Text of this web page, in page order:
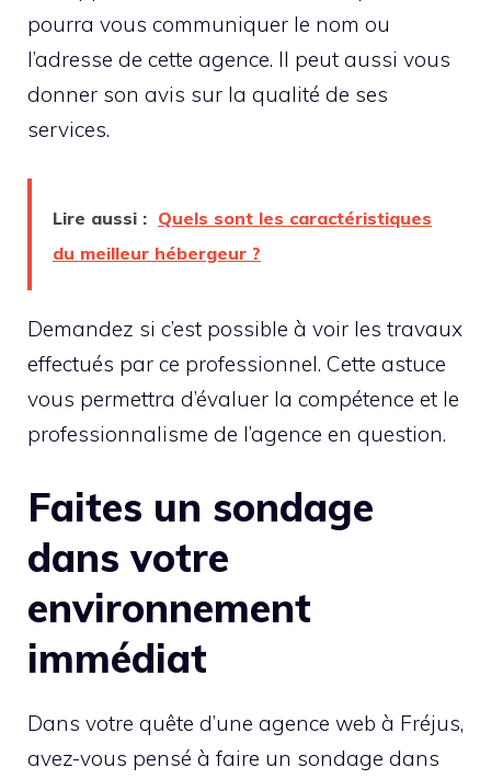
pourra vous communiquer le nom ou
l’adresse de cette agence. Il peut aussi vous
donner son avis sur la qualité de ses
services.
Lire aussi : Quels sont les caractéristiques
du meilleur hébergeur ?
Demandez si c’est possible à voir les travaux
effectués par ce professionnel. Cette astuce
vous permettra d’évaluer la compétence et le
professionnalisme de l’agence en question.
Faites un sondage
dans votre
environnement
immédiat
Dans votre quête d’une agence web à Fréjus,
avez-vous pensé à faire un sondage dans